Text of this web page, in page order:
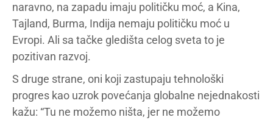
naravno, na zapadu imaju političku moć, a Kina,
Tajland, Burma, Indija nemaju političku moć u
Evropi. Ali sa tačke gledišta celog sveta to je
pozitivan razvoj.
S druge strane, oni koji zastupaju tehnološki
progres kao uzrok povećanja globalne nejednakosti
kažu: “Tu ne možemo ništa, jer ne možemo